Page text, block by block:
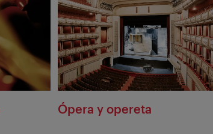
Ópera y opereta